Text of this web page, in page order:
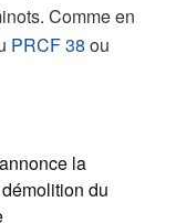
Comme en
PRCF 38 ou
la
du